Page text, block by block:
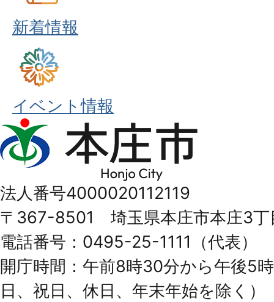
新着情報
イベント情報
本
庄
Honjo
City
法人番号4000020112119
〒367-8501 埼玉県本庄市本庄3丁
電話番号：0495-25-1111（代表）
開庁時間：午前8時30分から午後5
日、祝日、休日、年末年始を除く）